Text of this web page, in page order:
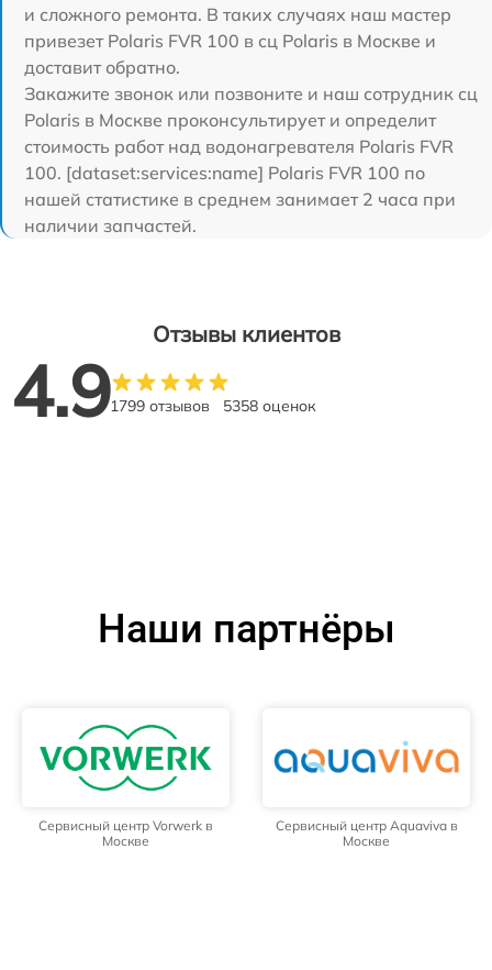
и сложного ремонта. В таких случаях наш мастер
привезет Polaris FVR 100 в сц Polaris в Москве и
доставит обратно.
Закажите звонок или позвоните и наш сотрудник сц
Polaris в Москве проконсультирует и определит
стоимость работ над водонагревателя Polaris FVR
100. [dataset:services:name] Polaris FVR 100 по
нашей статистике в среднем занимает 2 часа при
наличии запчастей.
Отзывы клиентов
4.91799 отзывов 5358 оценок
Наши партнёры
Сервисный центр Vorwerk в
Москве
Сервисный центр Aquaviva в
Москве